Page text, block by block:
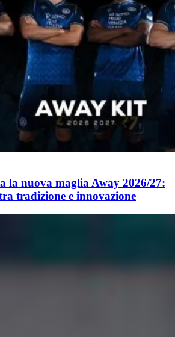
la nuova maglia Away 2026/27:
tradizione e innovazione